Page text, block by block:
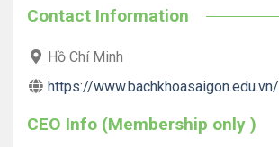
Contact Information
Hồ Chí Minh
https://www.bachkhoasaigon.edu.vn/
CEO Info (Membership only )